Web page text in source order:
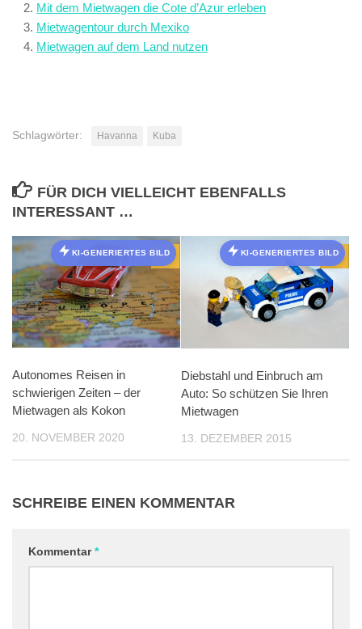
Mit dem Mietwagen die Cote d’Azur erleben
Mietwagentour durch Mexiko
Mietwagen auf dem Land nutzen
Schlagwörter: Havanna Kuba
FÜR DICH VIELLEICHT EBENFALLS
INTERESSANT …
KI-GENERIERTES BILD0
Autonomes Reisen in
schwierigen Zeiten – der
Mietwagen als Kokon
20. NOVEMBER 2020
KI-GENERIERTES BILD0
Diebstahl und Einbruch am
Auto: So schützen Sie Ihren
Mietwagen
13. DEZEMBER 2015
SCHREIBE EINEN KOMMENTAR
Kommentar*